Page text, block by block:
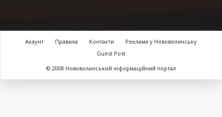
Акаунт Правила Контакти
Реклама у Нововолинську
Guest Post
© 2008 Нововолинський інформаційний портал